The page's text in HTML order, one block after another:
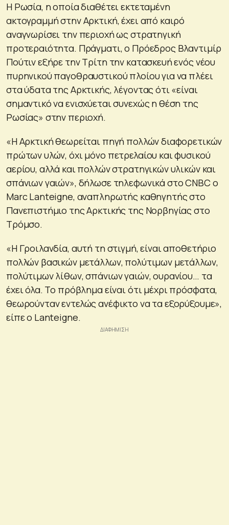
Η Ρωσία, η οποία διαθέτει εκτεταμένη
ακτογραμμή στην Αρκτική, έχει από καιρό
αναγνωρίσει την περιοχή ως στρατηγική
προτεραιότητα. Πράγματι, ο Πρόεδρος Βλαντιμίρ
Πούτιν εξήρε την Τρίτη την κατασκευή ενός νέου
πυρηνικού παγοθραυστικού πλοίου για να πλέει
στα ύδατα της Αρκτικής, λέγοντας ότι «είναι
σημαντικό να ενισχύεται συνεχώς η θέση της
Ρωσίας» στην περιοχή.
«Η Αρκτική θεωρείται πηγή πολλών διαφορετικών
πρώτων υλών, όχι μόνο πετρελαίου και φυσικού
αερίου, αλλά και πολλών στρατηγικών υλικών και
σπάνιων γαιών», δήλωσε τηλεφωνικά στο CNBC ο
Marc Lanteigne, αναπληρωτής καθηγητής στο
Πανεπιστήμιο της Αρκτικής της Νορβηγίας στο
Τρόμσο.
«Η Γροιλανδία, αυτή τη στιγμή, είναι αποθετήριο
πολλών βασικών μετάλλων, πολύτιμων μετάλλων,
πολύτιμων λίθων, σπάνιων γαιών, ουρανίου… τα
έχει όλα. Το πρόβλημα είναι ότι μέχρι πρόσφατα,
θεωρούνταν εντελώς ανέφικτο να τα εξορύξουμε»,
είπε ο Lanteigne.